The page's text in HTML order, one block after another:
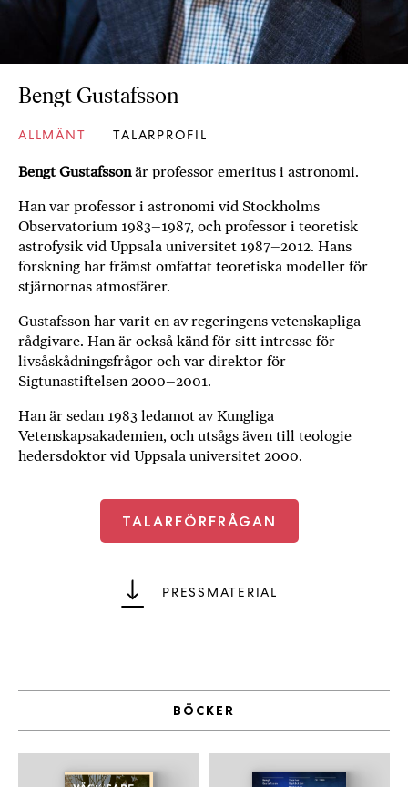
b
ö
c
n
i
n
e
h
F
r
i
a
n
k
Bengt Gustafsson
ALLMÄNT TALARPROFIL
Bengt Gustafssonär professor emeritus i astronomi.
Han var professor i astronomi vid Stockholms
Observatorium 1983–1987, och professor i teoretisk
astrofysik vid Uppsala universitet 1987–2012. Hans
forskning har främst omfattat teoretiska modeller för
stjärnornas atmosfärer.
Gustafsson har varit en av regeringens vetenskapliga
rådgivare. Han är också känd för sitt intresse för
livsåskådningsfrågor och var direktor för
Sigtunastiftelsen 2000–2001.
Han är sedan 1983 ledamot av Kungliga
Vetenskapsakademien, och utsågs även till teologie
hedersdoktor vid Uppsala universitet 2000.
TALARFÖRFRÅGAN
PRESSMATERIAL
BÖCKER